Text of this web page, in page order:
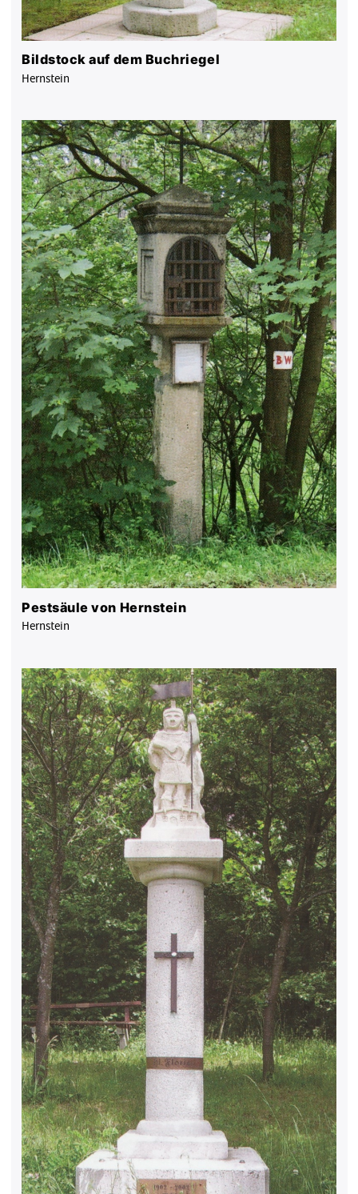
Bildstock auf dem Buchriegel
Hernstein
Pestsäule von Hernstein
Hernstein